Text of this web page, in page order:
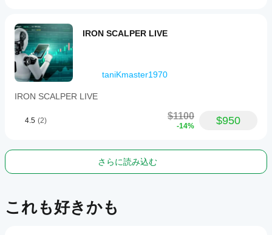
IRON SCALPER LIVE
taniKmaster1970
IRON SCALPER LIVE
4.5 (2) $1100
-14% $950
さらに読み込む
これも好きかも